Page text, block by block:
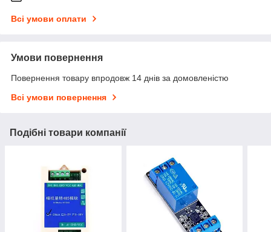
Всі умови оплати
Умови повернення
Повернення товару впродовж 14 днів за домовленістю
Всі умови повернення
Подібні товари компанії